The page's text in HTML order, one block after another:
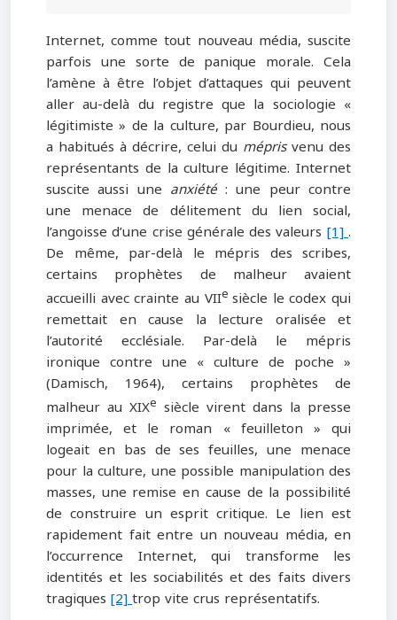
Internet, comme tout nouveau média, suscite
parfois une sorte de panique morale. Cela
l’amène à être l’objet d’attaques qui peuvent
aller au-delà du registre que la sociologie «
légitimiste » de la culture, par Bourdieu, nous
a habitués à décrire, celui du méprisvenu des
représentants de la culture légitime. Internet
suscite aussi une anxiété: une peur contre
une menace de délitement du lien social,
l’angoisse d’une crise générale des valeurs [1].
De même, par-delà le mépris des scribes,
certains prophètes de malheur avaient
accueilli avec crainte au VIIesiècle le codex qui
remettait en cause la lecture oralisée et
l’autorité ecclésiale. Par-delà le mépris
ironique contre une « culture de poche »
(Damisch, 1964), certains prophètes de
malheur au XIXe siècle virent dans la presse
imprimée, et le roman « feuilleton » qui
logeait en bas de ses feuilles, une menace
pour la culture, une possible manipulation des
masses, une remise en cause de la possibilité
de construire un esprit critique. Le lien est
rapidement fait entre un nouveau média, en
l’occurrence Internet, qui transforme les
identités et les sociabilités et des faits divers
tragiques [2]trop vite crus représentatifs.